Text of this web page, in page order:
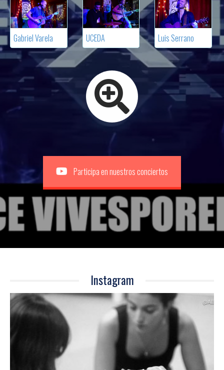
Gabriel Varela UCEDA Luis Serrano
Participa en nuestros conciertos
Instagram